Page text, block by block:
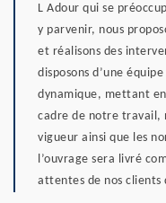
L Adour qui se
y parvenir, nous
et réalisons des
disposons d’une
dynamique, mettant
cadre de notre travail,
vigueur ainsi que les
l’ouvrage sera livré
attentes de nos clients